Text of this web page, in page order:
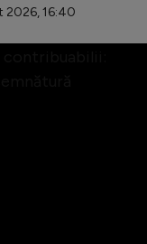
2026, 16:40